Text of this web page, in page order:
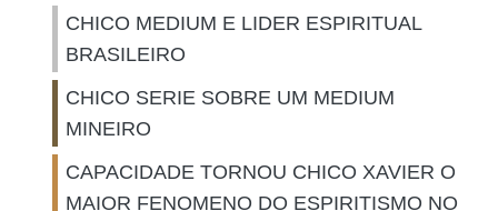
CHICO MEDIUM E LIDER ESPIRITUAL
BRASILEIRO
CHICO SERIE SOBRE UM MEDIUM
MINEIRO
CAPACIDADE TORNOU CHICO XAVIER O
MAIOR FENOMENO DO ESPIRITISMO NO